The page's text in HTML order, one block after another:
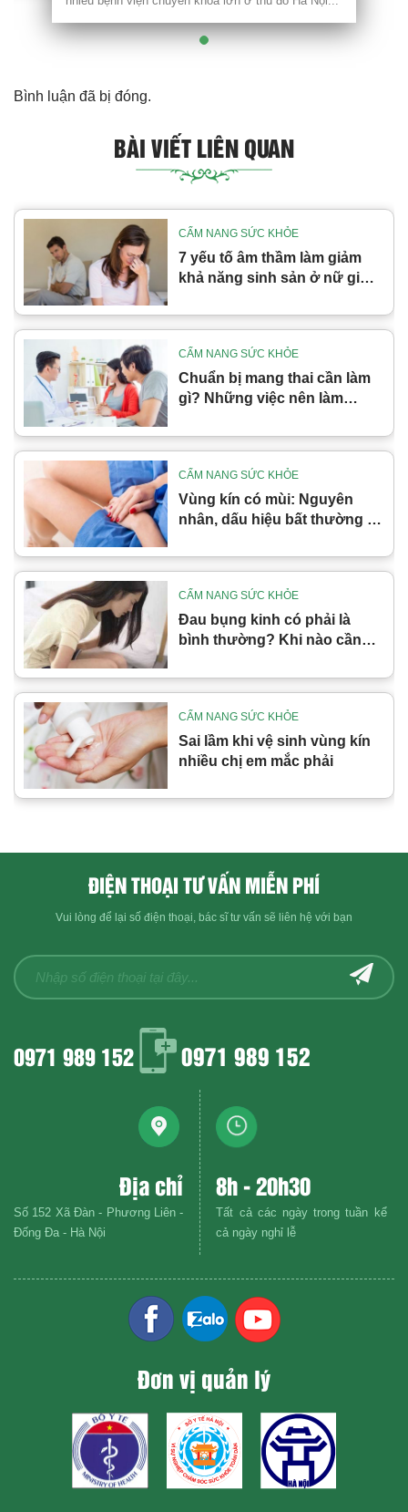
Bình luận đã bị đóng.
BÀI VIẾT LIÊN QUAN
CẨM NANG SỨC KHỎE
7 yếu tố âm thầm làm giảm
khả năng sinh sản ở nữ giới
tới
CẨM NANG SỨC KHỎE
Chuẩn bị mang thai cần làm
gì? Những việc nên làm
CẨM NANG SỨC KHỎE
Vùng kín có mùi: Nguyên
nhân, dấu hiệu bất thường và
CẨM NANG SỨC KHỎE
Đau bụng kinh có phải là
bình thường? Khi nào cần
CẨM NANG SỨC KHỎE
Sai lầm khi vệ sinh vùng kín
nhiều chị em mắc phải
ĐIỆN THOẠI TƯ VẤN MIỄN PHÍ
Vui lòng để lại số điện thoại, bác sĩ tư vấn sẽ liên hệ với bạn
0971 989 152 0971 989 152
Địa chỉ
Số 152 Xã Đàn - Phương Liên -
Đống Đa - Hà Nội
8h - 20h30
Tất cả các ngày trong tuần kể
cả ngày nghỉ lễ
Đơn vị quản lý